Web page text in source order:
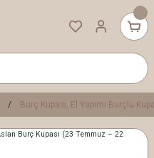
Burç Kupası, El Yapımı Burçlu